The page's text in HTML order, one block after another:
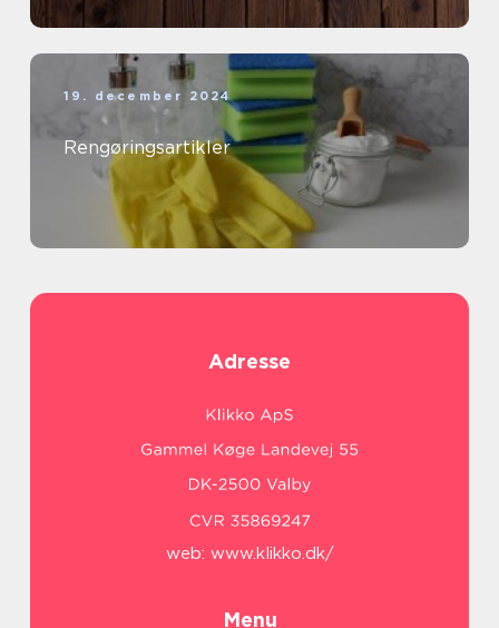
19. december 2024
Rengøringsartikler
Adresse
web: www.klikko.dk/
Menu